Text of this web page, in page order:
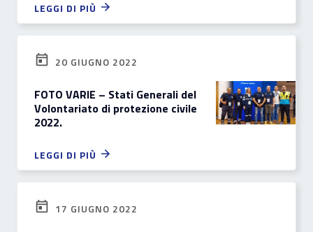
LEGGI DI PIÙ
20 GIUGNO 2022
FOTO VARIE – Stati Generali del
Volontariato di protezione civile
2022.
LEGGI DI PIÙ
17 GIUGNO 2022